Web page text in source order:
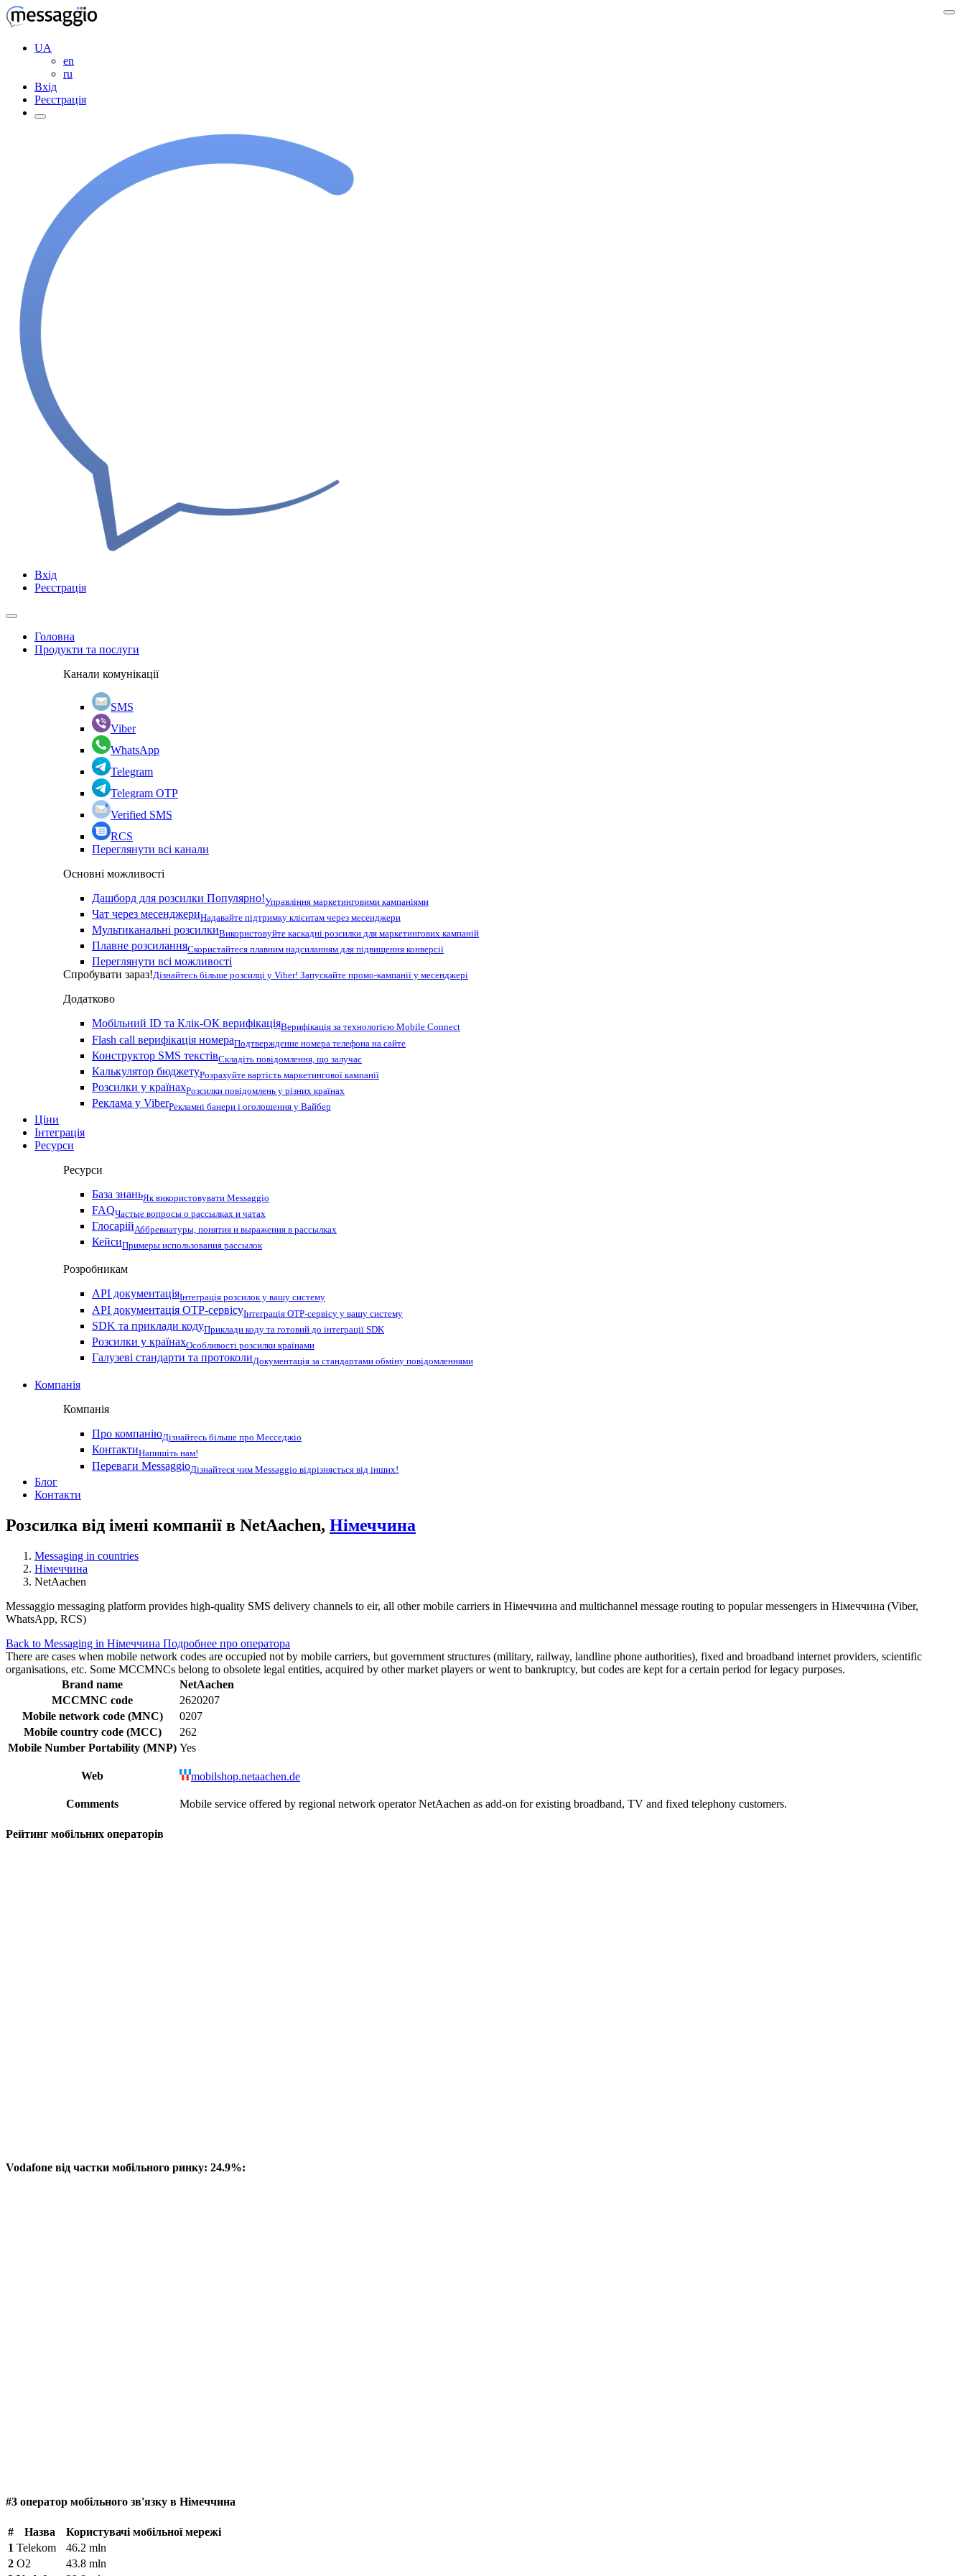
UA
en
ru
Вхід
Реєстрація
Вхід
Реєстрація
Головна
Продукти та послуги
Канали комунікації
SMS
Viber
WhatsApp
Telegram
Telegram OTP
Verified SMS
RCS
Переглянути всі канали
Основні можливості
Дашборд для розсилки Популярно!Управління маркетинговими кампаніями
Чат через месенджериНадавайте підтримку клієнтам через месенджери
Мультиканальні розсилкиВикористовуйте каскадні розсилки для маркетингових кампаній
Плавне розсиланняСкористайтеся плавним надсиланням для підвищення конверсії
Переглянути всі можливості
Спробувати зараз!Дізнайтесь більше розсилці у Viber! Запускайте промо-кампанії у месенджері
Додатково
Мобільний ID та Клік-ОК верифікаціяВерифікація за технологією Mobile Connect
Flash call верифікація номераПодтверждение номера телефона на сайте
Конструктор SMS текстівСкладіть повідомлення, що залучає
Калькулятор бюджетуРозрахуйте вартість маркетингової кампанії
Розсилки у країнахРозсилки повідомлень у різних країнах
Реклама у ViberРекламні банери і оголошення у Вайбер
Ціни
Інтеграція
Ресурси
Ресурси
База знаньЯк використовувати Messaggio
FAQЧастые вопросы о рассылках и чатах
ГлосарійАббревиатуры, понятия и выражения в рассылках
КейсиПримеры использования рассылок
Розробникам
API документаціяІнтеграція розсилок у вашу систему
API документація OTP-сервісуІнтеграція OTP-сервісу у вашу систему
SDK та приклади кодуПриклади коду та готовий до інтеграції SDK
Розсилки у країнахОсобливості розсилки країнами
Галузеві стандарти та протоколиДокументація за стандартами обміну повідомленнями
Компанія
Компанія
Про компаніюДізнайтесь більше про Месседжіо
КонтактиНапишіть нам!
Переваги MessaggioДізнайтеся чим Messaggio відрізняється від інших!
Блог
Контакти
Розсилка від імені компанії в NetAachen, Німеччина
Messaging in countries
Німеччина
NetAachen
Messaggio messaging platform provides high-quality SMS delivery channels to eir, all other mobile carriers in Німеччина and multichannel message routing to popular messengers in Німеччина (Viber,
WhatsApp, RCS)
Back to Messaging in Німеччина Подробнее про оператора
There are cases when mobile network codes are occupied not by mobile carriers, but government structures (military, railway, landline phone authorities), fixed and broadband internet providers, scientific
organisations, etc. Some MCCMNCs belong to obsolete legal entities, acquired by other market players or went to bankruptcy, but codes are kept for a certain period for legacy purposes.
Brand name
NetAachen
MCCMNC code
2620207
Mobile network code (MNC)
0207
Mobile country code (MCC)
262
Mobile Number Portability (MNP) Yes
Web mobilshop.netaachen.de
Comments Mobile service offered by regional network operator NetAachen as add-on for existing broadband, TV and fixed telephony customers.
Рейтинг мобільних операторів
Vodafone від частки мобільного ринку: 24.9%:
#3 оператор мобільного зв'язку в Німеччина
# Назва
Користувачі мобільної мережі
1 Telekom
46.2 mln
2 O2
43.8 mln